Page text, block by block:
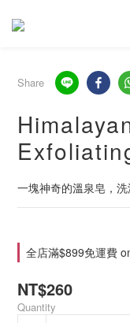
Share
一塊神奇的溫泉皂，
全店滿$899免運費
NT$260
Quantity